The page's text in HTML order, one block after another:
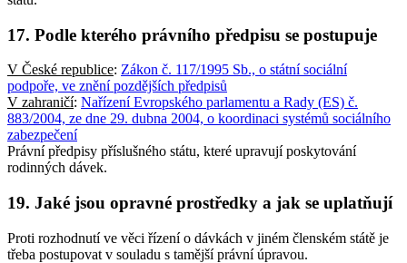
17. Podle kterého právního předpisu se postupuje
V České republice: Zákon č. 117/1995 Sb., o státní sociální
podpoře, ve znění pozdějších předpisů
V zahraničí: Nařízení Evropského parlamentu a Rady (ES) č.
883/2004, ze dne 29. dubna 2004, o koordinaci systémů sociálního
zabezpečení
Právní předpisy příslušného státu, které upravují poskytování
rodinných dávek.
19. Jaké jsou opravné prostředky a jak se uplatňují
Proti rozhodnutí ve věci řízení o dávkách v jiném členském státě je
třeba postupovat v souladu s tamější právní úpravou.